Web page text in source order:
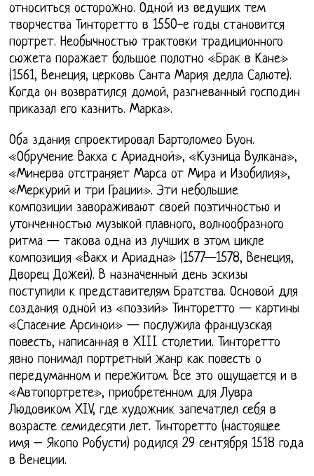
относиться осторожно. Одной из ведущих тем
творчества Тинторетто в 1550-е годы становится
портрет. Необычностью трактовки традиционного
сюжета поражает большое полотно «Брак в Кане»
(1561, Венеция, церковь Санта Мария делла Салюте).
Когда он возвратился домой, разгневанный господин
приказал его казнить. Марка».
Оба здания спроектировал Бартоломео Буон.
«Обручение Вакха с Ариадной», «Кузница Вулкана»,
«Минерва отстраняет Марса от Мира и Изобилия»,
«Меркурий и три Грации». Эти небольшие
композиции завораживают своей поэтичностью и
утонченностью музыкой плавного, волнообразного
ритма — такова одна из лучших в этом цикле
композиция «Вакх и Ариадна» (1577—1578, Венеция,
Дворец Дожей). В назначенный день эскизы
поступили к представителям Братства. Основой для
создания одной из «поэзий» Тинторетто — картины
«Спасение Арсинои» — послужила французская
повесть, написанная в XIII столетии. Тинторетто
явно понимал портретный жанр как повесть о
передуманном и пережитом. Все это ощущается и в
«Автопортрете», приобретенном для Лувра
Людовиком XIV, где художник запечатлел себя в
возрасте семидесяти лет. Тинторетто (настоящее
имя – Якопо Робусти) родился 29 сентября 1518 года
в Венеции.